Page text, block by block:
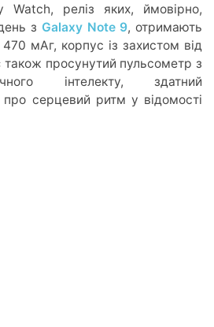
Watch, реліз яких, ймовірно,
з Galaxy Note 9, отримають
мАг, корпус із захистом від
також просунутий пульсометр з
інтелекту, здатний
серцевий ритм у відомості